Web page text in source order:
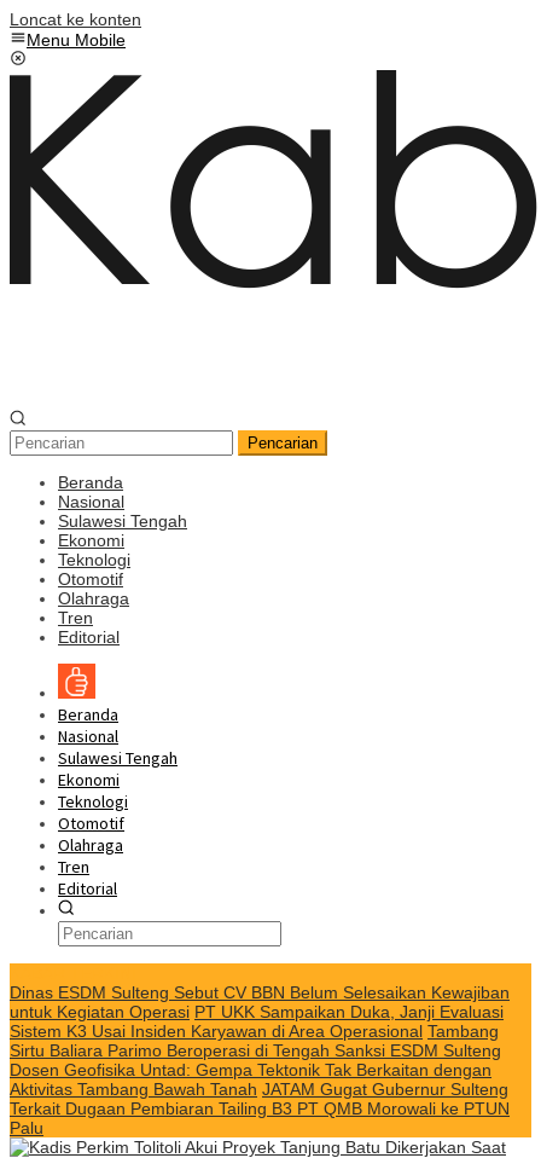
Loncat ke konten
Menu Mobile
Pencarian
Beranda
Nasional
Sulawesi Tengah
Ekonomi
Teknologi
Otomotif
Olahraga
Tren
Editorial
Beranda
Nasional
Sulawesi Tengah
Ekonomi
Teknologi
Otomotif
Olahraga
Tren
Editorial
Dinas ESDM Sulteng Sebut CV BBN Belum Selesaikan Kewajiban
untuk Kegiatan Operasi PT UKK Sampaikan Duka, Janji Evaluasi
Sistem K3 Usai Insiden Karyawan di Area Operasional Tambang
Sirtu Baliara Parimo Beroperasi di Tengah Sanksi ESDM Sulteng
Dosen Geofisika Untad: Gempa Tektonik Tak Berkaitan dengan
Aktivitas Tambang Bawah Tanah JATAM Gugat Gubernur Sulteng
Terkait Dugaan Pembiaran Tailing B3 PT QMB Morowali ke PTUN
Palu